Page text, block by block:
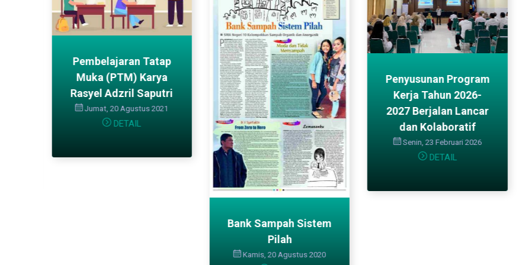
Pembelajaran Tatap
Muka (PTM) Karya
Rasyel Adzril Saputri
Jumat, 20 Agustus 2021
DETAIL
Bank Sampah Sistem
Pilah
Kamis, 20 Agustus 2020
Penyusunan Program
Kerja Tahun 2026-
2027 Berjalan Lancar
dan Kolaboratif
Senin, 23 Februari 2026
DETAIL